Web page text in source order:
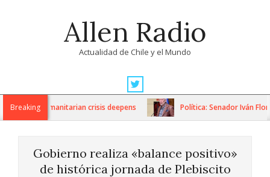
Allen Radio
Actualidad de Chile y el Mundo
Navigation
MenuBreaking
as humanitarian crisis deepens Política: Senador Iván Flores
Gobierno realiza «balance positivo»
de histórica jornada de Plebiscito